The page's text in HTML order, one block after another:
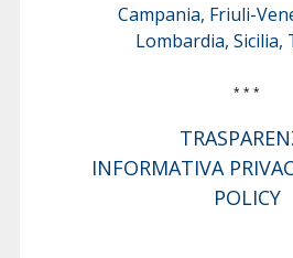
Campania, Friuli-
Lombardia, Sicilia,
* * *
INFORMATIVA
POLICY